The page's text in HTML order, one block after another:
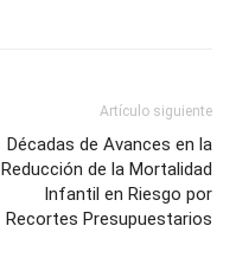
Artículo siguiente
Décadas de Avances en la
Reducción de la Mortalidad
Infantil en Riesgo por
Recortes Presupuestarios